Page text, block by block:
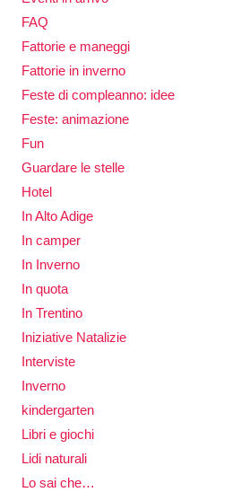
FAQ
Fattorie e maneggi
Fattorie in inverno
Feste di compleanno: idee
Feste: animazione
Fun
Guardare le stelle
Hotel
In Alto Adige
In camper
In Inverno
In quota
In Trentino
Iniziative Natalizie
Interviste
Inverno
kindergarten
Libri e giochi
Lidi naturali
Lo sai che…